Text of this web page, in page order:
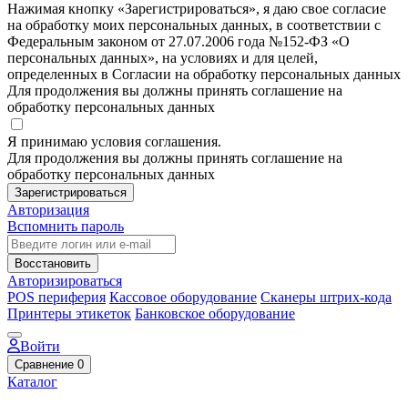
Нажимая кнопку «Зарегистрироваться», я даю свое согласие
на обработку моих персональных данных, в соответствии с
Федеральным законом от 27.07.2006 года №152-ФЗ «О
персональных данных», на условиях и для целей,
определенных в Согласии на обработку персональных данных
Для продолжения вы должны принять соглашение на
обработку персональных данных
Я принимаю условия соглашения.
Для продолжения вы должны принять соглашение на
обработку персональных данных
Зарегистрироваться
Авторизация
Вспомнить пароль
Восстановить
Авторизироваться
POS периферия Кассовое оборудование Сканеры штрих-кода
Принтеры этикеток Банковское оборудование
Войти
Сравнение 0
Каталог